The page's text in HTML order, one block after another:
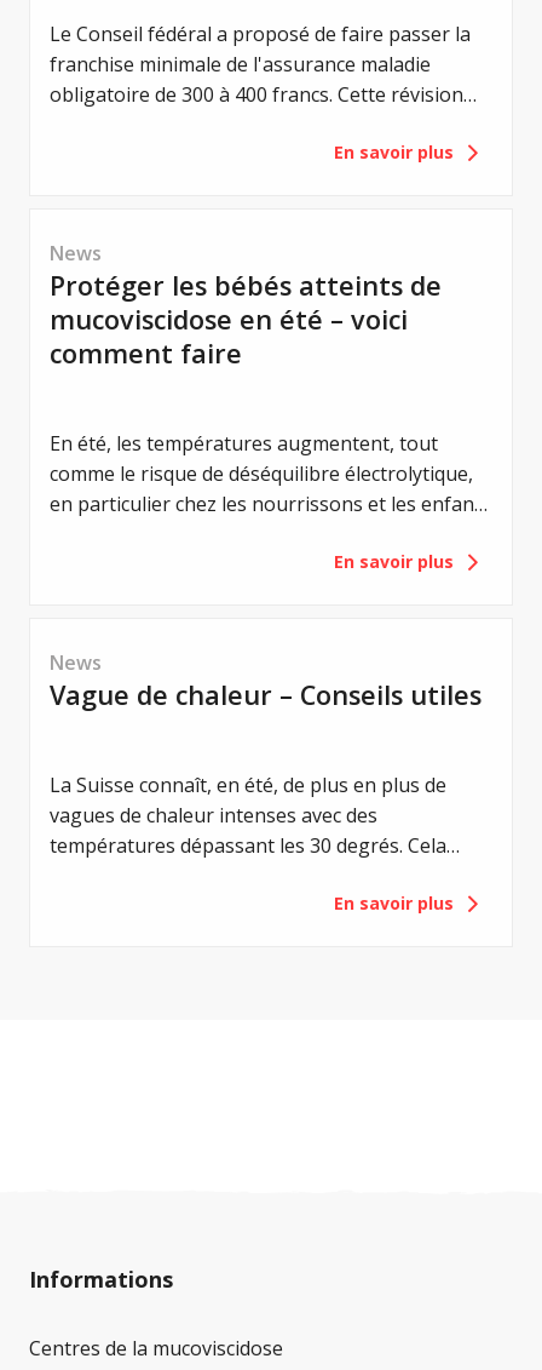
Le Conseil fédéral a proposé de faire passer la
franchise minimale de l'assurance maladie
obligatoire de 300 à 400 francs. Cette révision
assuré-e-s et à maîtriser les coûts de la santé.
conséquence majeure : une charge financière
supplémentaire. C'est pourquoi Mucoviscidose
Suisse (MVS) s'oppose à ce projet.
En savoir plus
News
Protéger les bébés atteints de
mucoviscidose en été – voici
comment faire
En été, les températures augmentent, tout
comme le risque de déséquilibre électrolytique,
en particulier chez les nourrissons et les enfants
équilibre électrolytique est vital pour eux. Même
que la perte d'appétit, l'apathie ou les
vomissements, sont des signes avant-coureurs
d'un syndrome de perte de sel. Les
comme un signe d'alerte aigu et doivent
toujours être pris au sérieux.
En savoir plus
News
Vague de chaleur – Conseils utiles
La Suisse connaît, en été, de plus en plus de
vagues de chaleur intenses avec des
températures dépassant les 30 degrés. Cela
personnes atteintes de mucoviscidose. Les
En savoir plus
Informations
Centres de la mucoviscidose